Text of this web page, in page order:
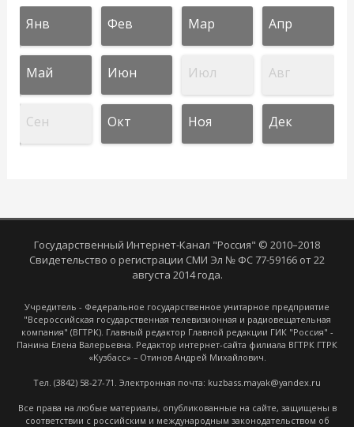
Янв Фев Мар Апр
Май Июн Июл Авг
Сен Окт Ноя Дек
Государственный Интернет-Канал "Россия" © 2010–2018
Свидетельство о регистрации СМИ Эл № ФС 77-59166 от 22
августа 2014 года.
Учредитель - Федеральное государственное унитарное предприятие
"Всероссийская государственная телевизионная и радиовещательная
компания" (ВГТРК). Главный редактор Главной редакции ГИК "Россия" -
Панина Елена Валерьевна. Редактор интернет-сайта филиала ВГТРК ГТРК
«Кузбасс» – Отинов Андрей Михайлович.
Тел. (3842) 58-27-71. Электронная почта: kuzbass.mayak@yandex.ru
Все права на любые материалы, опубликованные на сайте, защищены в
соответствии с российским и международным законодательством об